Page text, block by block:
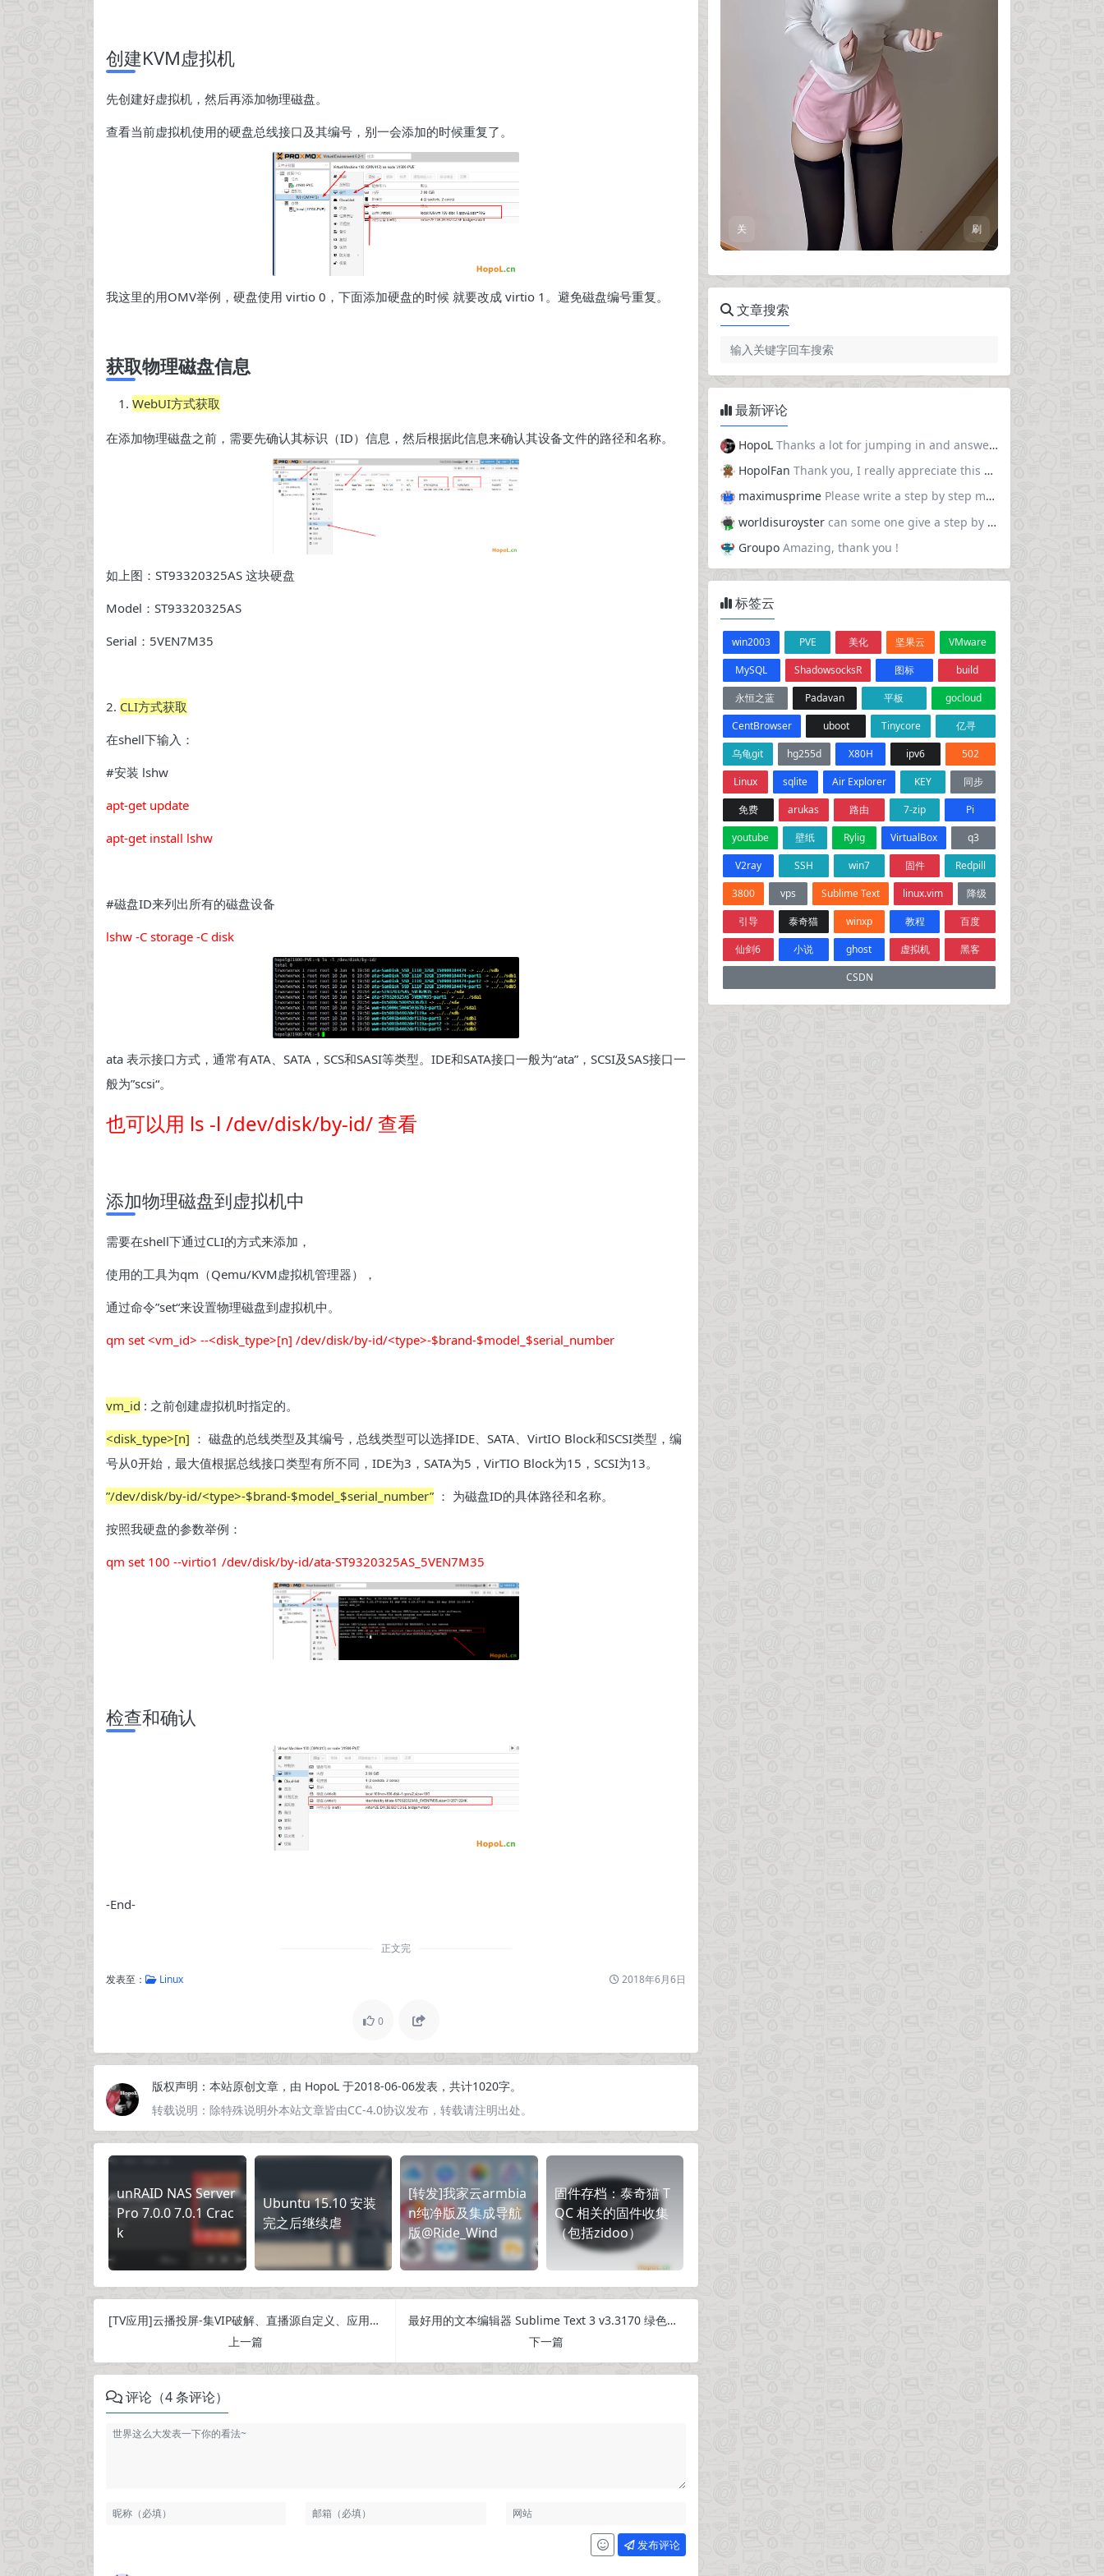
创建KVM虚拟机
先创建好虚拟机，然后再添加物理磁盘。
查看当前虚拟机使用的硬盘总线接口及其编号，别一会添加的时候重复了。
我这里的用OMV举例，硬盘使用 virtio 0，下面添加硬盘的时候 就要改成 virtio 1。避免磁盘编号重复。
获取物理磁盘信息
WebUI方式获取
在添加物理磁盘之前，需要先确认其标识（ID）信息，然后根据此信息来确认其设备文件的路径和名称。
如上图：ST93320325AS 这块硬盘
Model：ST93320325AS
Serial：5VEN7M35
2. CLI方式获取
在shell下输入：
#安装 lshw
apt-get update
apt-get install lshw
#磁盘ID来列出所有的磁盘设备
lshw -C storage -C disk
ata 表示接口方式，通常有ATA、SATA，SCS和SASI等类型。IDE和SATA接口一般为“ata”，SCSI及SAS接口一
般为”scsi“。
也可以用 ls -l /dev/disk/by-id/ 查看
添加物理磁盘到虚拟机中
需要在shell下通过CLI的方式来添加，
使用的工具为qm（Qemu/KVM虚拟机管理器），
通过命令”set“来设置物理磁盘到虚拟机中。
qm set <vm_id> --<disk_type>[n] /dev/disk/by-id/<type>-$brand-$model_$serial_number
vm_id : 之前创建虚拟机时指定的。
<disk_type>[n] ： 磁盘的总线类型及其编号，总线类型可以选择IDE、SATA、VirtIO Block和SCSI类型，编
号从0开始，最大值根据总线接口类型有所不同，IDE为3，SATA为5，VirTIO Block为15，SCSI为13。
”/dev/disk/by-id/<type>-$brand-$model_$serial_number” ： 为磁盘ID的具体路径和名称。
按照我硬盘的参数举例：
qm set 100 --virtio1 /dev/disk/by-id/ata-ST9320325AS_5VEN7M35
检查和确认
-End-
正文完
发表至： Linux 2018年6月6日
0
版权声明： 本站原创文章，由 HopoL 于2018-06-06发表，共计1020字。
转载说明： 除特殊说明外本站文章皆由CC-4.0协议发布，转载请注明出处。
unRAID NAS Server
Pro 7.0.0 7.0.1 Crac
k
Ubuntu 15.10 安装
完之后继续虐
[转发]我家云armbia
n纯净版及集成导航
版@Ride_Wind
固件存档：泰奇猫 T
QC 相关的固件收集
（包括zidoo）
[TV应用]云播投屏-集VIP破解、直播源自定义、应用管理于一体的电视应用
上一篇
最好用的文本编辑器 Sublime Text 3 v3.3170 绿色汉化破解版
下一篇
评论（4 条评论）
发布评论
关 刷
文章搜索
最新评论
HopoL Thanks a lot for jumping in and answering others’ questions. Just wanted to say you got everything right. Much appreciated!
HopolFan Thank you, I really appreciate this great work. It took sometime to configure but let me tell you the steps that I took from upgrading 7.2.4 Here is the steps I took , backup your flash , copy your config directory to a separate folder. Using Unraider flash creator tool , create a new O/S choose the latest 7.3.0 After usb creation , delete the config file from USB and copy your backup config folder. Last step download the unraider file from this site and overwrite the existing one, reboot.
maximusprime Please write a step by step method on how to upgrade?
worldisuroyster can some one give a step by step guide on how to upgrade. i am curently on 7.2.4
Groupo Amazing, thank you !
标签云
win2003 PVE 美化 坚果云
VMware
MySQL
ShadowsocksR 图标
build
永恒之蓝
Padavan 平板
gocloud
CentBrowser
uboot Tinycore
亿寻
乌龟git
hg255d X80H ipv6
502
Linux
sqlite Air Explorer KEY
同步
免费
arukas 路由 7-zip
Pi
youtube
壁纸 Rylig VirtualBox
q3
V2ray
SSH win7 固件
Redpill
3800
vps Sublime Text linux.vim
降级
引导
泰奇猫 winxp 教程
百度
仙剑6
小说 ghost 虚拟机
黑客
CSDN